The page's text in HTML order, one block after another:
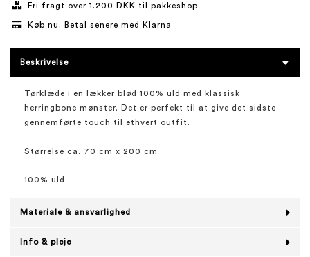
Fri fragt over 1.200 DKK til pakkeshop
Køb nu. Betal senere med Klarna
Beskrivelse
Tørklæde i en lækker blød 100% uld med klassisk
herringbone mønster. Det er perfekt til at give det sidste
gennemførte touch til ethvert outfit.
Størrelse ca. 70 cm x 200 cm
100% uld
Materiale & ansvarlighed
Info & pleje